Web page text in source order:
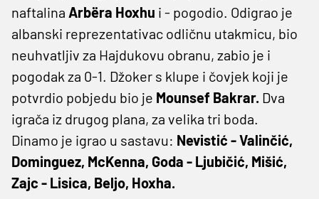
naftalina Arbëra Hoxhu i - pogodio. Odigrao je
albanski reprezentativac odličnu utakmicu, bio
neuhvatljiv za Hajdukovu obranu, zabio je i
pogodak za 0-1. Džoker s klupe i čovjek koji je
potvrdio pobjedu bio je Mounsef Bakrar. Dva
igrača iz drugog plana, za velika tri boda.
Dinamo je igrao u sastavu: Nevistić - Valinčić,
Dominguez, McKenna, Goda - Ljubičić, Mišić,
Zajc - Lisica, Beljo, Hoxha.